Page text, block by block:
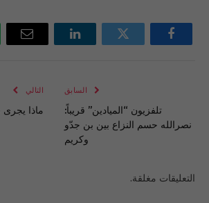
فيسبوك تويتر لينكدإن
البريد
السابق
تلفزيون “الميادين” قريباً:
نصرالله حسم النزاع بين بن جدّو
وكريم
التالي
ماذا يجرى
التعليقات مغلقة.